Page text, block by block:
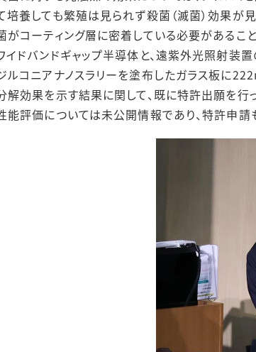
培養しても繁殖は見られず殺菌（滅菌）効果が
がコーティング層に密着している必要があるこ
イドバンドギャップ半導体と、遠紫外光照射
ルコニアナノスラリーを塗布したガラス板に
解効果を示す結果に関して、既に特許出願を行
能評価については未公開情報であり、特許申請